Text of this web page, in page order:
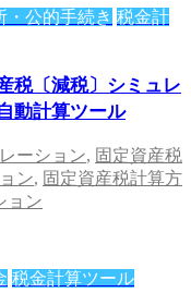
・公的手続き 税金計
税〔減税〕シミュレ
動計算ツール
ーション, 固定資産税
ン, 固定資産税計算方
ョン
税金計算ツール